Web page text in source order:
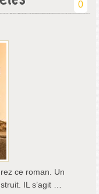
0
ce roman. Un
IL s’agit …